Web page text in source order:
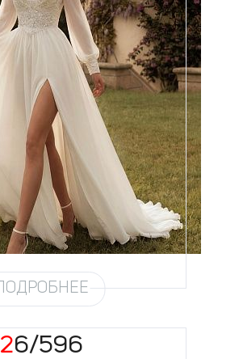
42, 44, 46, 48
Айвори
А-силуэт
Бисер, Пайетка
Шифон (3,5 метра) + разрез
Возможен
ПОДРОБНЕЕ
26/596